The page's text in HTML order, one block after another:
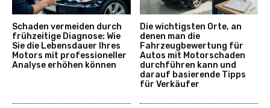
Schaden vermeiden durch
frühzeitige Diagnose: Wie
Sie die Lebensdauer Ihres
Motors mit professioneller
Analyse erhöhen können
Die wichtigsten Orte, an
denen man die
Fahrzeugbewertung für
Autos mit Motorschaden
durchführen kann und
darauf basierende Tipps
für Verkäufer